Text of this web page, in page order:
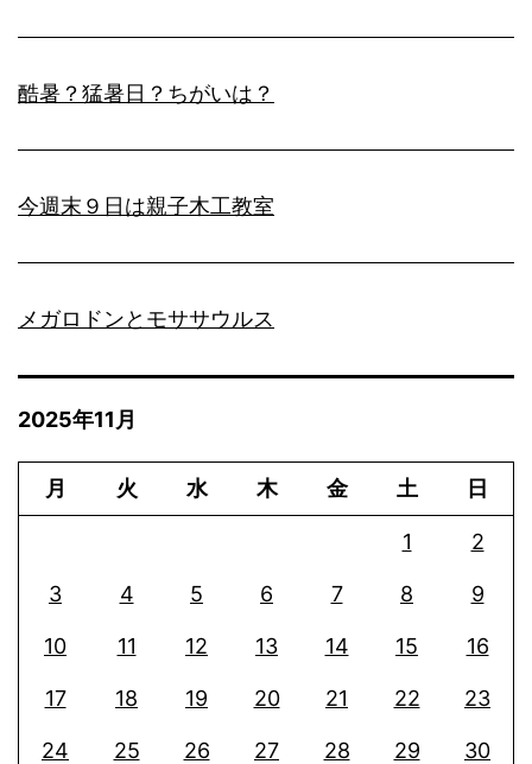
酷暑？猛暑日？ちがいは？
今週末９日は親子木工教室
メガロドンとモササウルス
2025年11月
月 火 水 木 金 土 日
1 2
3 4 5 6 7 8 9
10 11 12 13 14 15 16
17 18 19 20 21 22 23
24 25 26 27 28 29 30